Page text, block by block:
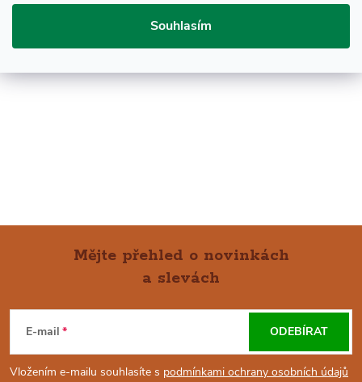
Souhlasím
P
Mějte přehled o novinkách
a slevách
E-mail
Vložením e-mailu souhlasíte s podmínkami ochrany osobních údajů
ODEBÍRAT